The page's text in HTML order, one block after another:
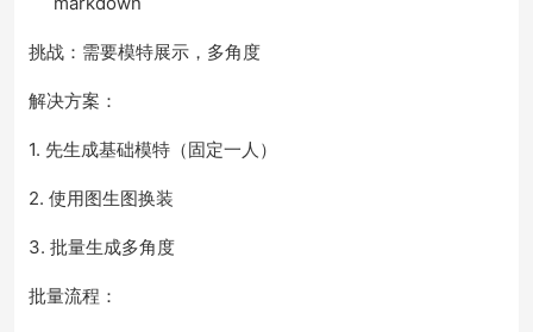
挑战：需要模特展示，多角度
解决方案：
1. 先生成基础模特（固定一人）
2. 使用图生图换装
3. 批量生成多角度
批量流程：